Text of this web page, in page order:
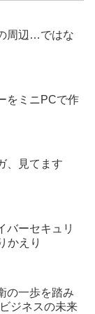
周辺…ではな
をミニPCで作
、見てます
バーセキュリ
かえり
の一歩を踏み
ジネスの未来